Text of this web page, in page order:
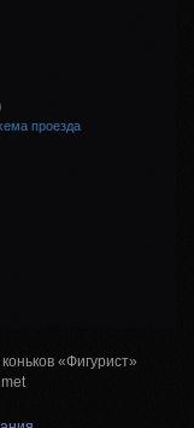
проезда
«Фигурист»